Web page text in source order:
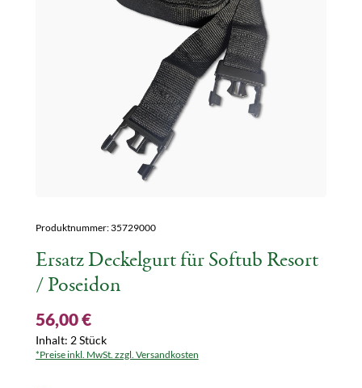
Produktnummer:35729000
Ersatz Deckelgurt für Softub Resort
/ Poseidon
56,00 €
Inhalt: 2 Stück
*Preise inkl. MwSt. zzgl. Versandkosten